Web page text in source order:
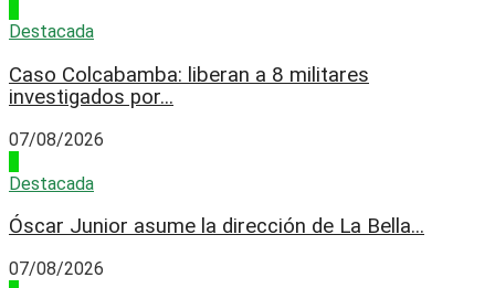
Destacada
Caso Colcabamba: liberan a 8 militares
investigados por...
07/08/2026
Destacada
Óscar Junior asume la dirección de La Bella...
07/08/2026